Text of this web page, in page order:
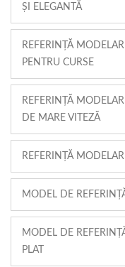
ȘI ELEGANTĂ
REFERINȚĂ
PENTRU CURSE
REFERINȚĂ
DE MARE VITEZĂ
REFERINȚĂ
MODEL DE
MODEL DE
PLAT